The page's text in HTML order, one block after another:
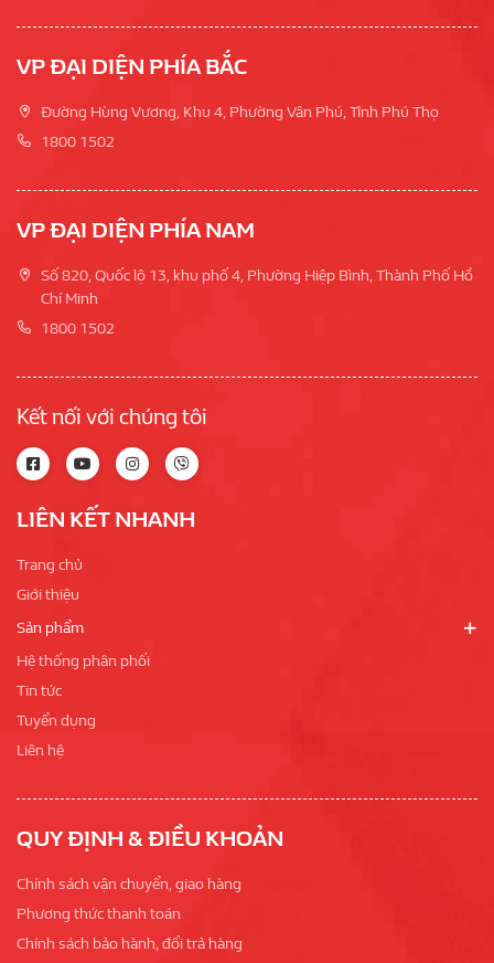
VP ĐẠI DIỆN PHÍA BẮC
Đường Hùng Vương, Khu 4, Phường Vân Phú, Tỉnh Phú Thọ
1800 1502
VP ĐẠI DIỆN PHÍA NAM
Số 820, Quốc lộ 13, khu phố 4, Phường Hiệp Bình, Thành Phố Hồ
Chí Minh
1800 1502
Kết nối với chúng tôi
LIÊN KẾT NHANH
Trang chủ
Giới thiệu
Sản phẩm
Hệ thống phân phối
Tin tức
Tuyển dụng
Liên hệ
QUY ĐỊNH & ĐIỀU KHOẢN
Chính sách vận chuyển, giao hàng
Phương thức thanh toán
Chính sách bảo hành, đổi trả hàng